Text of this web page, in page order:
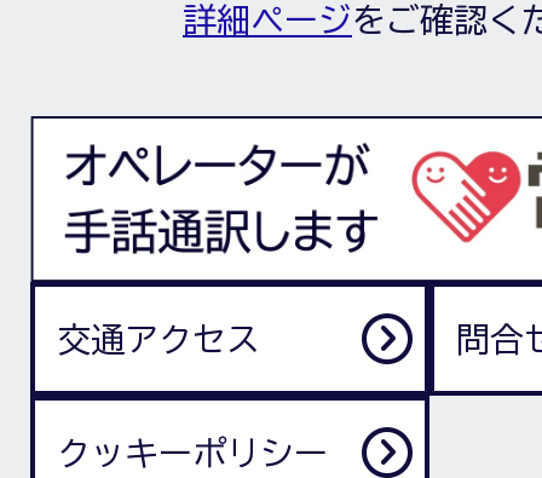
詳細ページをご確認く
交通アクセス 問合
クッキーポリシー